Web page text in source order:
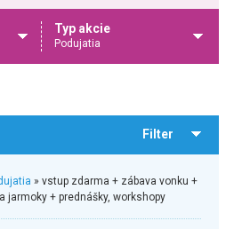
Typ akcie
Podujatia
Filter
» vstup zdarma + zábava vonku +
jarmoky + prednášky, workshopy